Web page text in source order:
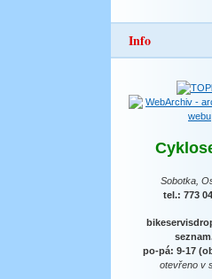
Info
Sobotka,
tel.: 773
po-pá: 9-17
otevřeno v